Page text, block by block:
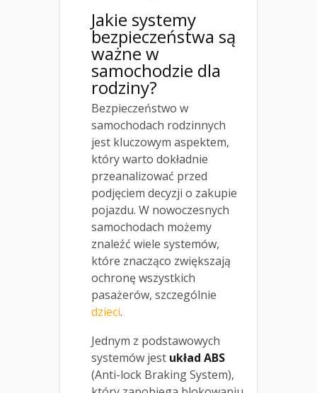
Jakie systemy
bezpieczeństwa są
ważne w
samochodzie dla
rodziny?
Bezpieczeństwo w
samochodach rodzinnych
jest kluczowym aspektem,
który warto dokładnie
przeanalizować przed
podjęciem decyzji o zakupie
pojazdu. W nowoczesnych
samochodach możemy
znaleźć wiele systemów,
które znacząco zwiększają
ochronę wszystkich
pasażerów, szczególnie
dzieci.
Jednym z podstawowych
systemów jest układ ABS
(Anti-lock Braking System),